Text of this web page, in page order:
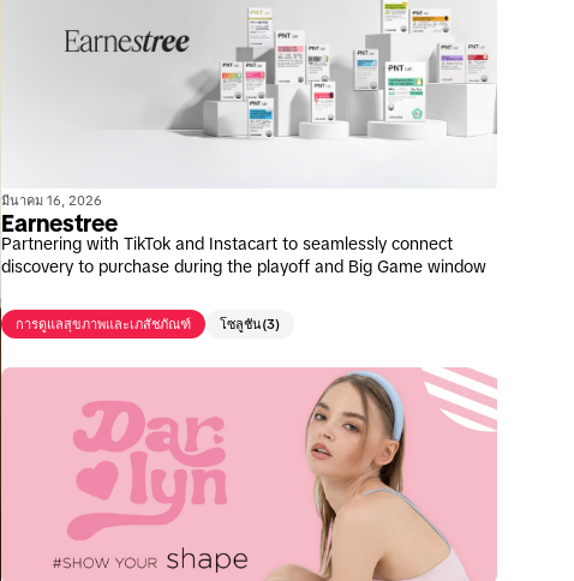
มีนาคม 16, 2026
Earnestree
Partnering with TikTok and Instacart to seamlessly connect
discovery to purchase during the playoff and Big Game window
การดูแลสุขภาพและเภสัชภัณฑ์ โซลูชัน(3)